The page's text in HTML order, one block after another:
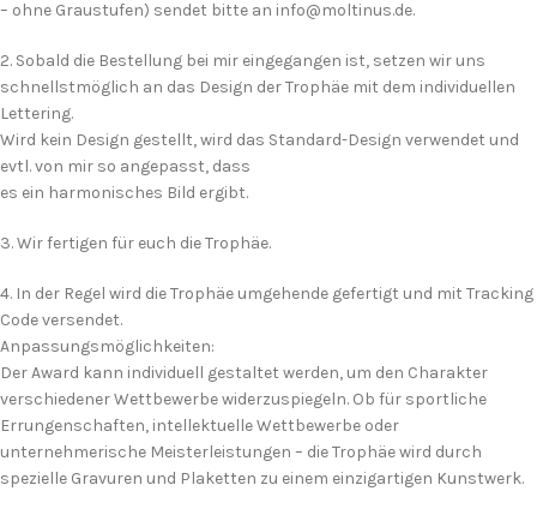
– ohne Graustufen) sendet bitte an info@moltinus.de.
2. Sobald die Bestellung bei mir eingegangen ist, setzen wir uns
schnellstmöglich an das Design der Trophäe mit dem individuellen
Lettering.
Wird kein Design gestellt, wird das Standard-Design verwendet und
evtl. von mir so angepasst, dass
es ein harmonisches Bild ergibt.
3. Wir fertigen für euch die Trophäe.
4. In der Regel wird die Trophäe umgehende gefertigt und mit Tracking
Code versendet.
Anpassungsmöglichkeiten:
Der Award kann individuell gestaltet werden, um den Charakter
verschiedener Wettbewerbe widerzuspiegeln. Ob für sportliche
Errungenschaften, intellektuelle Wettbewerbe oder
unternehmerische Meisterleistungen – die Trophäe wird durch
spezielle Gravuren und Plaketten zu einem einzigartigen Kunstwerk.